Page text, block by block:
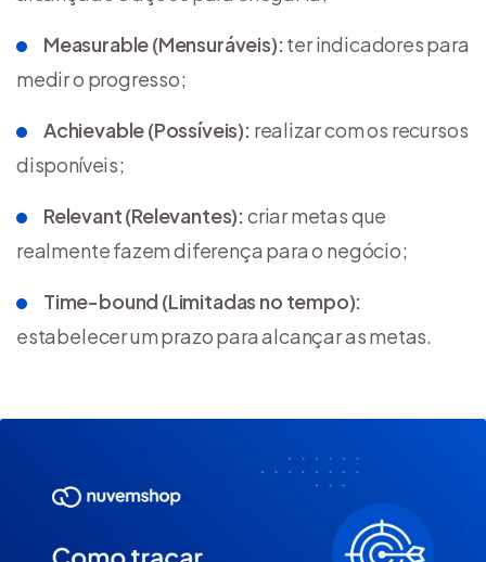
Measurable (Mensuráveis): ter indicadores para
medir o progresso;
Achievable (Possíveis): realizar com os recursos
disponíveis;
Relevant (Relevantes): criar metas que
realmente fazem diferença para o negócio;
Time-bound (Limitadas no tempo):
estabelecer um prazo para alcançar as metas.